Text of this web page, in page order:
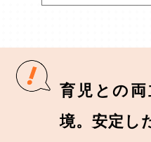
育児との
境。安定し